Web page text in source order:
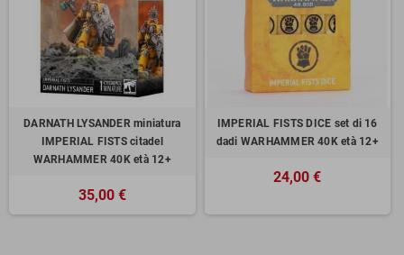
DARNATH LYSANDER miniatura
IMPERIAL FISTS citadel
WARHAMMER 40K età 12+
35,00 €
IMPERIAL FISTS DICE set di 16
dadi WARHAMMER 40K età 12+
24,00 €